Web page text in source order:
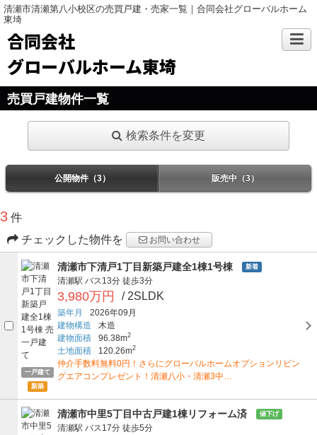
清瀬市清瀬第八小校区の売買戸建・売家一覧｜合同会社グローバルホーム
東埼
合同会社
グローバルホーム東埼
売買戸建物件一覧
検索条件を変更
公開物件（3） 販売中（3）
3 件
チェックした物件を
お問い合わせ
一戸建て
新築
清瀬市下清戸1丁目新築戸建全1棟1号棟 新着
清瀬駅 バス13分 徒歩3分
3,980万円 / 2SLDK
築年月
2026年09月
建物構造
木造
建物面積
96.38m2
土地面積 120.26m2
仲介手数料無料0円！さらにグローバルホームオプションリビン
グエアコンプレゼント！清瀬八小・清瀬3中…
清瀬市中里5丁目中古戸建1棟リフォーム済 値下げ
清瀬駅 バス17分 徒歩5分